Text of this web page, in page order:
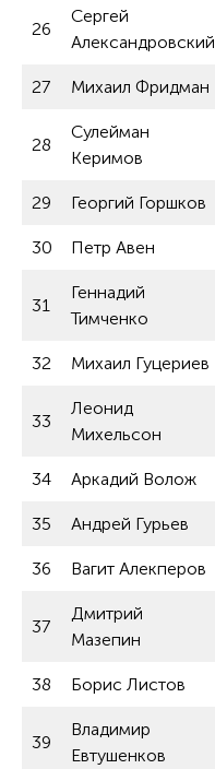
26
Сергей
Александровский
27 Михаил Фридман
28
Сулейман
Керимов
29 Георгий Горшков
30 Петр Авен
31
Геннадий
Тимченко
32 Михаил Гуцериев
33
Леонид
Михельсон
34 Аркадий Волож
35 Андрей Гурьев
36 Вагит Алекперов
37
Дмитрий
Мазепин
38 Борис Листов
39
Владимир
Евтушенков